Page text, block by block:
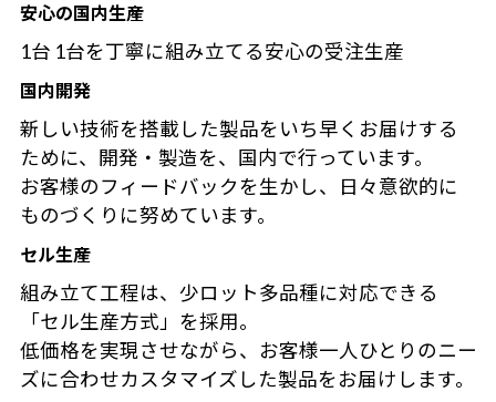
安心の国内生産
1台 1台を丁寧に組み立てる安心の受注生産
国内開発
新しい技術を搭載した製品をいち早くお届けする
ために、開発・製造を、国内で行っています。
お客様のフィードバックを生かし、日々意欲的に
ものづくりに努めています。
セル生産
組み立て工程は、少ロット多品種に対応できる
「セル生産方式」を採用。
低価格を実現させながら、お客様一人ひとりのニー
ズに合わせカスタマイズした製品をお届けします。